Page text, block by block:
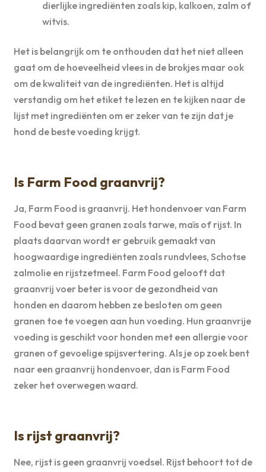
dierlijke ingrediënten zoals kip, kalkoen, zalm of
witvis.
Het is belangrijk om te onthouden dat het niet alleen
gaat om de hoeveelheid vlees in de brokjes maar ook
om de kwaliteit van de ingrediënten. Het is altijd
verstandig om het etiket te lezen en te kijken naar de
lijst met ingrediënten om er zeker van te zijn dat je
hond de beste voeding krijgt.
Is Farm Food graanvrij?
Ja, Farm Food is graanvrij. Het hondenvoer van Farm
Food bevat geen granen zoals tarwe, maïs of rijst. In
plaats daarvan wordt er gebruik gemaakt van
hoogwaardige ingrediënten zoals rundvlees, Schotse
zalmolie en rijstzetmeel. Farm Food gelooft dat
graanvrij voer beter is voor de gezondheid van
honden en daarom hebben ze besloten om geen
granen toe te voegen aan hun voeding. Hun graanvrije
voeding is geschikt voor honden met een allergie voor
granen of gevoelige spijsvertering. Als je op zoek bent
naar een graanvrij hondenvoer, dan is Farm Food
zeker het overwegen waard.
Is rijst graanvrij?
Nee, rijst is geen graanvrij voedsel. Rijst behoort tot de